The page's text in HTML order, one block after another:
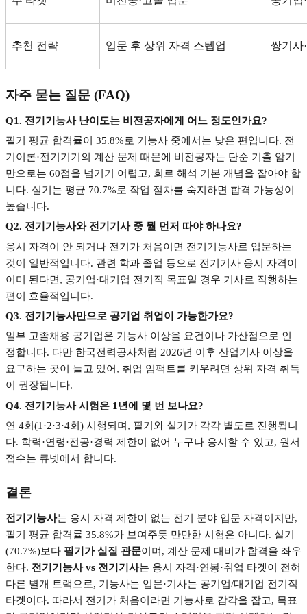
추천 전략 입문 후 상위 자격 스텝업 쌍기사·
자주 묻는 질문 (FAQ)
Q1. 전기기능사 난이도는 비전공자에게 어느 정도인가요?
필기 평균 합격률이
35.8%로 기능사 중에서는 낮은 편입니다. 전
기이론·전기기기의 계산 문제 때문에 비전공자는 단순 기출 암기
만으로는 60점을 넘기기 어렵고, 회로 해석 기본 개념을 잡아야 합
니다. 실기는 평균 70.7%로 작업 절차를 숙지하면 합격 가능성이
높습니다.
Q2. 전기기능사와 전기기사 중 뭘 먼저 따야 하나요?
응시 자격이 안 되거나 전기가 처음이면 전기기능사로 입문하는
것이 일반적입니다. 관련 학과 졸업 등으로 전기기사 응시 자격이
이미 된다면, 공기업·대기업 전기직 목표일 경우 기사로 직행하는
편이 효율적입니다.
Q3. 전기기능사만으로 공기업 취업이 가능한가요?
일부 고졸채용 공기업은 기능사 이상을 요건이나 가산점으로 인
정합니다. 다만 한국전력공사처럼 2026년 이후 산업기사 이상을
요구하는 곳이 늘고 있어 , 취업 임팩트를 키우려면 상위 자격 취득
이 권장됩니다.
Q4. 전기기능사 시험은 1 년에 몇 번 보나요?
연 4회 (1·2·3·4회 ) 시행되며 , 필기와 실기가 각각 별도로 진행됩니
다. 학력·연령·전공·경력 제한이 없어 누구나 응시할 수 있고, 원서
접수는 큐넷에서 합니다.
결론
전기기능사는 응시 자격 제한이 없는 전기 분야 입문 자격이지만,
필기 평균 합격률 35.8%가 보여주듯 만만한 시험은 아니다. 실기
(70.7%)보다 필기가 실질 관문이며, 계산 문제 대비가 합격을 좌우
한다. 전기기능사vs 전기기사는 응시 자격·연봉·취업 타겟이 전혀
다른 별개 트랙으로, 기능사는 입문·기사는 공기업/대기업 전기직
타겟이다. 따라서 전기가 처음이라면 기능사로 감각을 잡고, 목표